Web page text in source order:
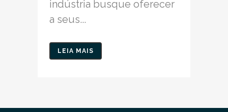
indústria busque oferecer
a seus...
LEIA MAIS